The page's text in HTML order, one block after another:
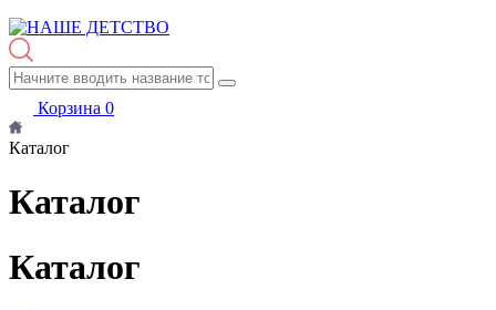
Корзина 0
Каталог
Каталог
Каталог